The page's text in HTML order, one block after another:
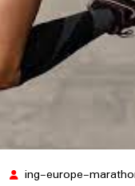
23
ing-europe-